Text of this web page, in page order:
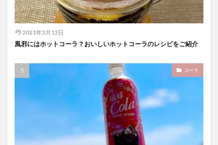
2021年3月13日
風邪にはホットコーラ？おいしいホットコーラのレシピをご紹介
コーラ